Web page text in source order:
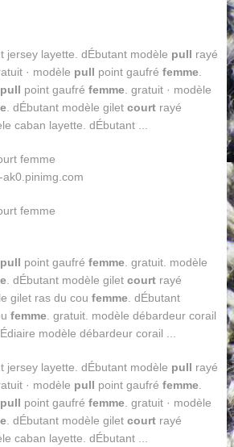
jersey layette. dÉbutant modèle pull rayé
· modèle pull point gaufré femme.
pull point gaufré femme. gratuit · modèle
. dÉbutant modèle gilet courtrayé
caban layette. dÉbutant ...
pull point gaufré femme. gratuit. modèle
. dÉbutant modèle gilet courtrayé
gilet ras du cou femme. dÉbutant
femme. gratuit. modèle débardeur corail
modèle débardeur corail ...
jersey layette. dÉbutant modèle pull rayé
· modèle pull point gaufré femme.
pull point gaufré femme. gratuit · modèle
. dÉbutant modèle gilet courtrayé
caban layette. dÉbutant ...